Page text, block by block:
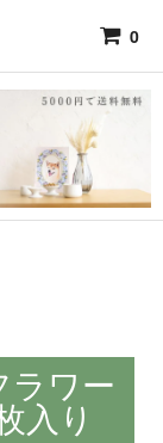
0
ラワー
入り